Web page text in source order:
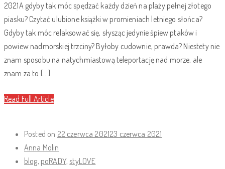
2021A gdyby tak móc spędzać każdy dzień na plaży pełnej złotego
piasku? Czytać ulubione książki w promieniach letniego słońca?
Gdyby tak móc relaksować się, słysząc jedynie śpiew ptaków i
powiew nadmorskiej trzciny? Byłoby cudownie, prawda? Niestety nie
znam sposobu na natychmiastową teleportację nad morze, ale
znam za to […]
Read Full Article
Posted on 22 czerwca 202123 czerwca 2021
Anna Molin
blog, poRADY, styLOVE